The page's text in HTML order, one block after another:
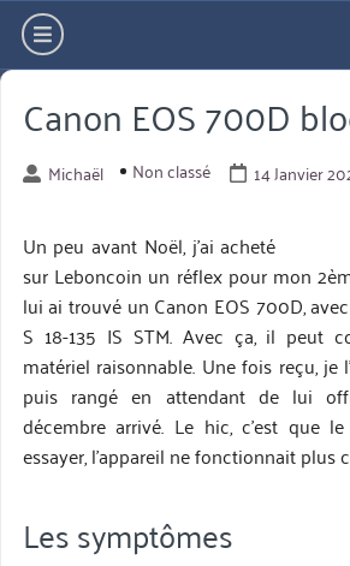
Aller
directement
au
contenu
hamburger
Canon EOS 700D
Michaël Non classé 14 Janvier
Un peu avant Noël, j’ai acheté
sur Leboncoin un réflex pour mon
lui ai trouvé un Canon EOS 700D,
S 18-135 IS STM. Avec ça, il peut
matériel raisonnable. Une fois reçu, je
puis rangé en attendant de lui
décembre arrivé. Le hic, c’est que
essayer, l’appareil ne fonctionnait plus
Les symptômes